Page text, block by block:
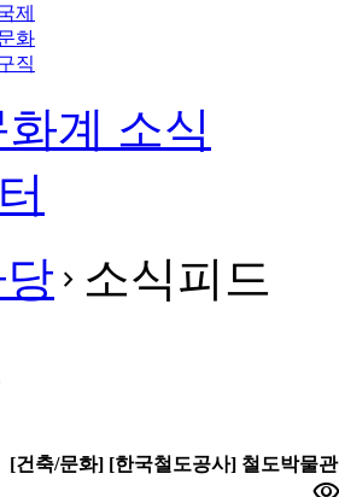
제
화
직
계 소식
navigate_next 소식피드
[건축/문화] [한국철도공사] 철도박물